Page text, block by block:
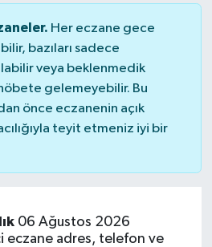
Her eczane gece
bazıları sadece
veya beklenmedik
gelemeyebilir. Bu
önce eczanenin açık
teyit etmeniz iyi bir
06 Ağustos 2026
eczane adres, telefon ve